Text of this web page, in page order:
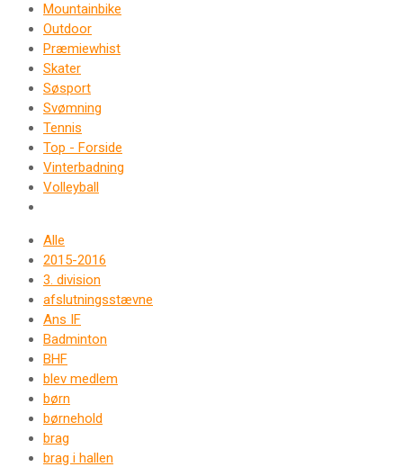
Mountainbike
Outdoor
Præmiewhist
Skater
Søsport
Svømning
Tennis
Top - Forside
Vinterbadning
Volleyball
Alle
2015-2016
3. division
afslutningsstævne
Ans IF
Badminton
BHF
blev medlem
børn
børnehold
brag
brag i hallen